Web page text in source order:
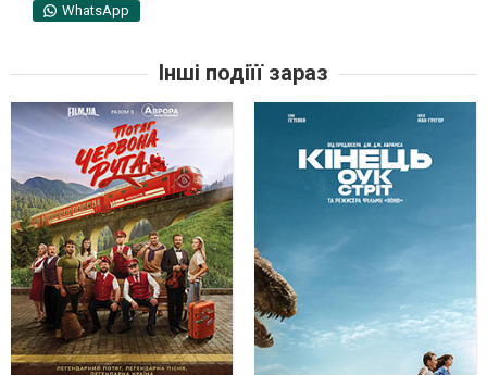
WhatsApp
Інші подіїї зараз